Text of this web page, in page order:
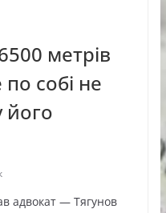
метрів
собі не
його
адвокат — Тягунов